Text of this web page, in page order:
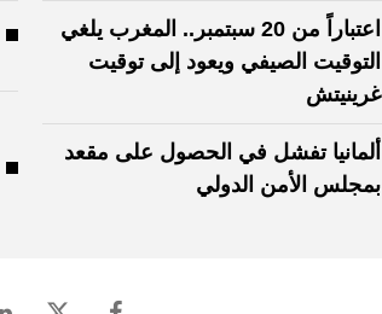
اعتباراً من 20 سبتمبر.. المغرب يلغي
التوقيت الصيفي ويعود إلى توقيت
غرينيتش
ألمانيا تفشل في الحصول على مقعد
بمجلس الأمن الدولي